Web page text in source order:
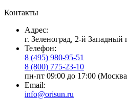
Контакты
Адрес:
г. Зеленоград, 2-й Западный
Телефон:
8 (495) 980-95-51
8 (800) 775-23-10
пн-пт 09:00 до 17:00
Email:
info@orisun.ru